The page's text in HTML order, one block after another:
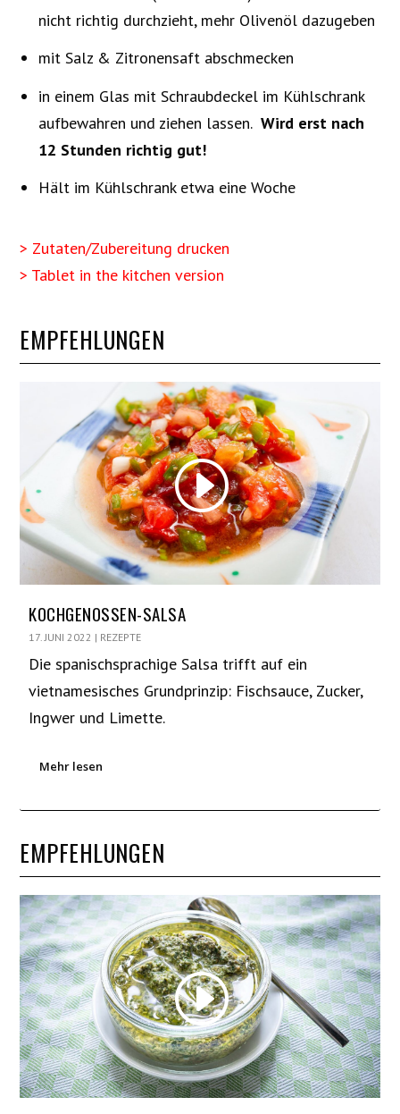
nicht richtig durchzieht, mehr Olivenöl dazugeben
mit Salz & Zitronensaft abschmecken
in einem Glas mit Schraubdeckel im Kühlschrank
aufbewahren und ziehen lassen. Wird erst nach
12 Stunden richtig gut!
Hält im Kühlschrank etwa eine Woche
> Zutaten/Zubereitung drucken
> Tablet in the kitchen version
EMPFEHLUNGEN
KOCHGENOSSEN-SALSA
17. JUNI 2022 | REZEPTE
Die spanischsprachige Salsa trifft auf ein
vietnamesisches Grundprinzip: Fischsauce, Zucker,
Ingwer und Limette.
Mehr lesen
EMPFEHLUNGEN